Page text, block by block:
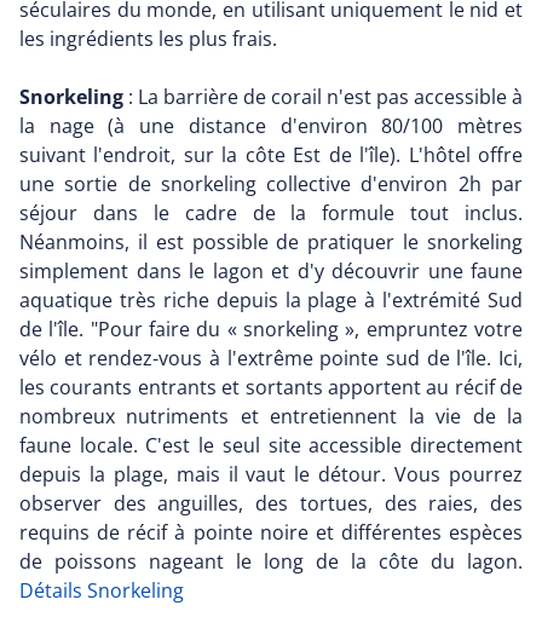
séculaires du monde, en utilisant uniquement le nid et
les ingrédients les plus frais.
Snorkeling : La barrière de corail n'est pas accessible à
la nage (à une distance d'environ 80/100 mètres
suivant l'endroit, sur la côte Est de l'île). L'hôtel offre
une sortie de snorkeling collective d'environ 2h par
séjour dans le cadre de la formule tout inclus.
Néanmoins, il est possible de pratiquer le snorkeling
simplement dans le lagon et d'y découvrir une faune
aquatique très riche depuis la plage à l'extrémité Sud
de l'île. "Pour faire du « snorkeling », empruntez votre
vélo et rendez-vous à l'extrême pointe sud de l'île. Ici,
les courants entrants et sortants apportent au récif de
nombreux nutriments et entretiennent la vie de la
faune locale. C'est le seul site accessible directement
depuis la plage, mais il vaut le détour. Vous pourrez
observer des anguilles, des tortues, des raies, des
requins de récif à pointe noire et différentes espèces
de poissons nageant le long de la côte du lagon.
Détails Snorkeling